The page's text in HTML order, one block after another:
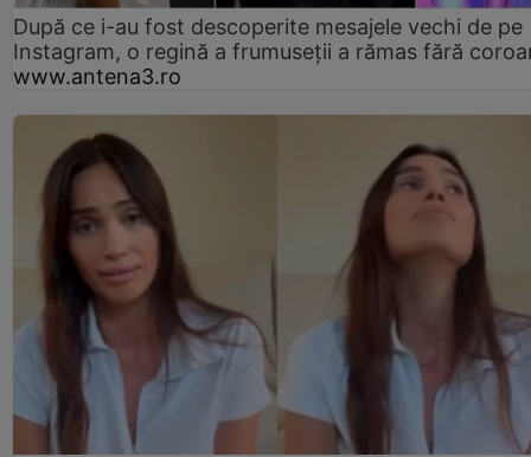
După ce i-au fost descoperite mesajele vechi de pe
Instagram, o regină a frumuseții a rămas fără
www.antena3.ro